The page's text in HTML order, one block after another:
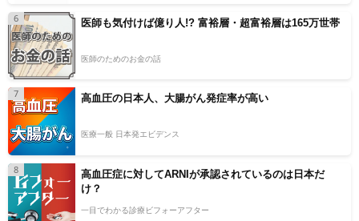
6 医師も気付けば億り人!? 富裕層・超富裕層は165万世帯
医師のためのお金の話
7 高血圧の日本人、大腸がん発症率が高い
医療一般 日本発エビデンス
8
高血圧症に対してARNIが承認されているのは日本だ
け？
一目でわかる診療ビフォーアフター